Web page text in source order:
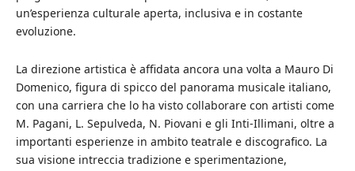
un’esperienza culturale aperta, inclusiva e in costante
evoluzione.
La direzione artistica è affidata ancora una volta a Mauro Di
Domenico, figura di spicco del panorama musicale italiano,
con una carriera che lo ha visto collaborare con artisti come
M. Pagani, L. Sepulveda, N. Piovani e gli Inti-Illimani, oltre a
importanti esperienze in ambito teatrale e discografico. La
sua visione intreccia tradizione e sperimentazione,